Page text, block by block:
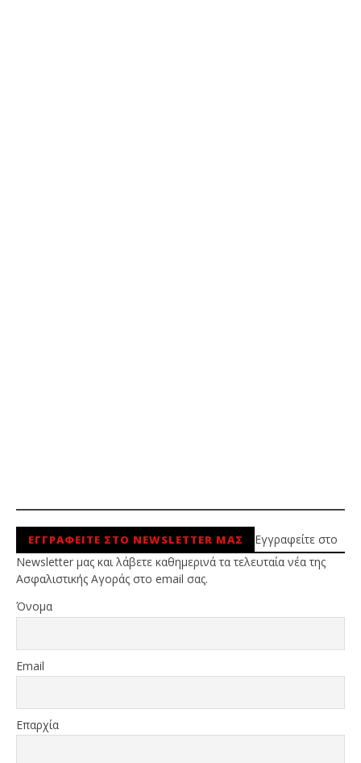
ΕΓΓΡΑΦΕΙΤΕ ΣΤΟ NEWSLETTER ΜΑΣ
Εγγραφείτε στο
Newsletter μας και λάβετε καθημερινά τα τελευταία νέα της
Ασφαλιστικής Αγοράς στο email σας.
Όνομα
Email
Επαρχία